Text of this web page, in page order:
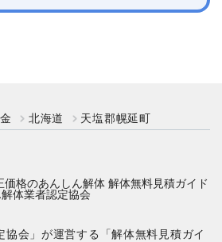
北海道 天塩郡幌延町
協会」が運営する「解体無料見積ガイ